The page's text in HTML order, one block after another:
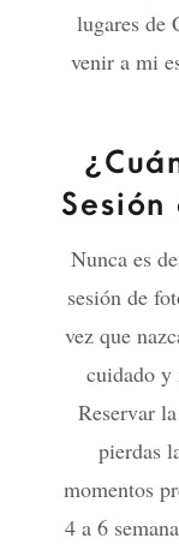
lugares de
venir a mi
Sesión
Nunca es
sesión de
vez que
cuidado y
Reservar
pierdas
momentos
4 a 6